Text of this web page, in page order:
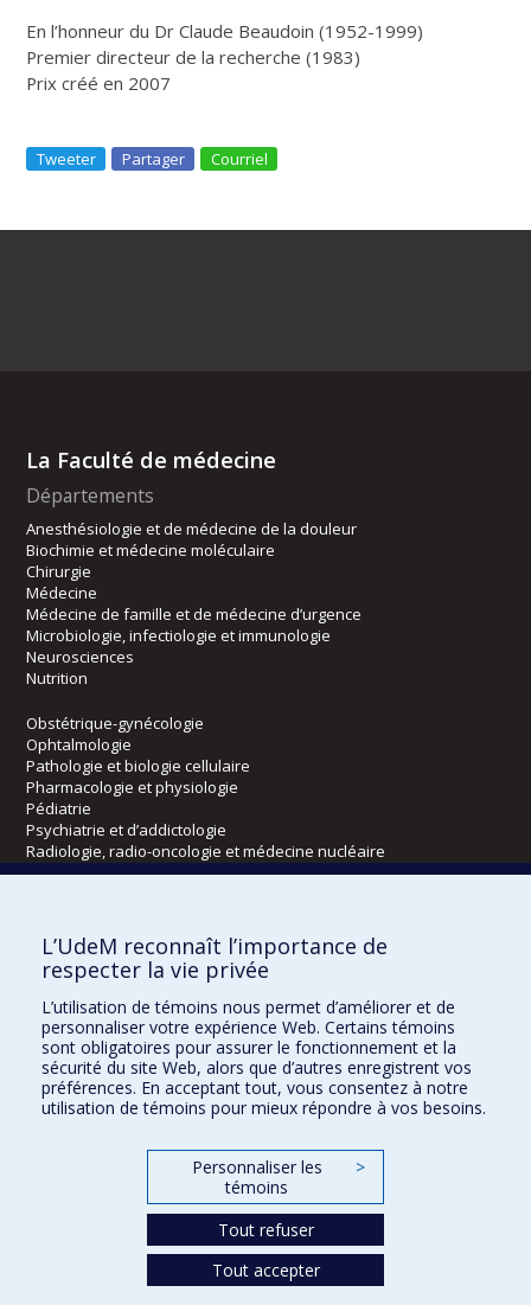
En l’honneur du Dr Claude Beaudoin (1952-1999)
Premier directeur de la recherche (1983)
Prix créé en 2007
Tweeter Partager Courriel
La Faculté de médecine
Départements
Anesthésiologie et de médecine de la douleur
Biochimie et médecine moléculaire
Chirurgie
Médecine
Médecine de famille et de médecine d’urgence
Microbiologie, infectiologie et immunologie
Neurosciences
Nutrition
Obstétrique-gynécologie
Ophtalmologie
Pathologie et biologie cellulaire
Pharmacologie et physiologie
Pédiatrie
Psychiatrie et d’addictologie
Radiologie, radio-oncologie et médecine nucléaire
Kinésiologie et des sciences de l’activité physique
Orthophonie et audiologie
Réadaptation
Directions
DPC
CPASS
L’UdeM reconnaît l’importance de
respecter la vie privée
L’utilisation de témoins nous permet d’améliorer et de
personnaliser votre expérience Web. Certains témoins
sont obligatoires pour assurer le fonctionnement et la
sécurité du site Web, alors que d’autres enregistrent vos
préférences. En acceptant tout, vous consentez à notre
utilisation de témoins pour mieux répondre à vos besoins.
Personnaliser les
témoins
>
Tout refuser
Tout accepter